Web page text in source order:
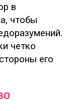
в
чтобы
четко
его